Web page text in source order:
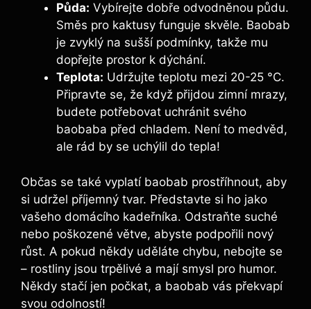
Půda: Vybírejte dobře odvodněnou půdu.
Směs pro kaktusy funguje skvěle. Baobab
je zvyklý na sušší podmínky, takže mu
dopřejte prostor k dýchání.
Teplota: Udržujte teplotu mezi 20-25 °C.
Připravte se, že když přijdou zimní mrazy,
budete potřebovat uchránit svého
baobaba před chladem. Není to medvěd,
ale rád by se uchýlil do tepla!
Občas se také vyplatí baobab prostříhnout, aby
si udržel příjemný tvar. Představte si ho jako
vašeho domácího kadeřníka. Odstraňte suché
nebo poškozené větve, abyste podpořili nový
růst. A pokud někdy uděláte chybu, nebojte se
– rostliny jsou trpělivé a mají smysl pro humor.
Někdy stačí jen počkat, a baobab vás překvapí
svou odolností!